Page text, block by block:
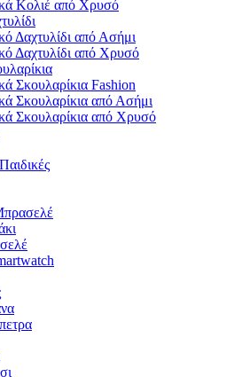
Κολιέ από Χρυσό
Δαχτυλίδι από Ασήμι
Δαχτυλίδι από Χρυσό
Σκουλαρίκια Fashion
Σκουλαρίκια από Ασήμι
Σκουλαρίκια από Χρυσό